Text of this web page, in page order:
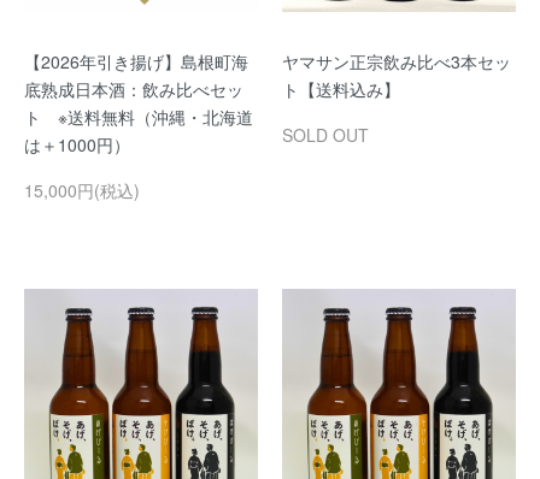
【2026年引き揚げ】島根町海
底熟成日本酒：飲み比べセッ
ト ※送料無料（沖縄・北海道
は＋1000円）
15,000円(税込)
ヤマサン正宗飲み比べ3本セッ
ト【送料込み】
SOLD OUT